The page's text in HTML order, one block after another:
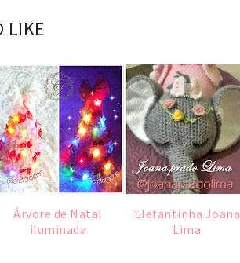
LIKE
Árvore de Natal
iluminada
Elefantinha Joana
Lima